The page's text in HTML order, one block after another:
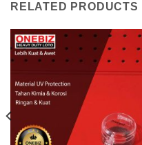
RELATED PRODUCTS